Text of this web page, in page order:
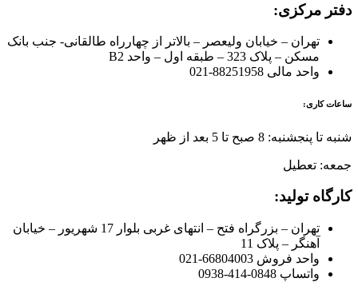
دفتر مرکزی:
تهران – خیابان ولیعصر – بالاتر از چهارراه طالقانی- جنب بانک
مسکن – پلاک 323 – طبقه اول – واحد B2
واحد مالی 88251958-021
ساعات کاری:
شنبه تا پنجشنبه: 8 صبح تا 5 بعد از ظهر
جمعه: تعطیل
کارگاه تولید:
تهران – بزرگراه فتح – انتهای غربی بلوار 17 شهریور – خیابان
آهنگر – پلاک 11
واحد فروش 66804003-021
واتساپ 0848-414-0938